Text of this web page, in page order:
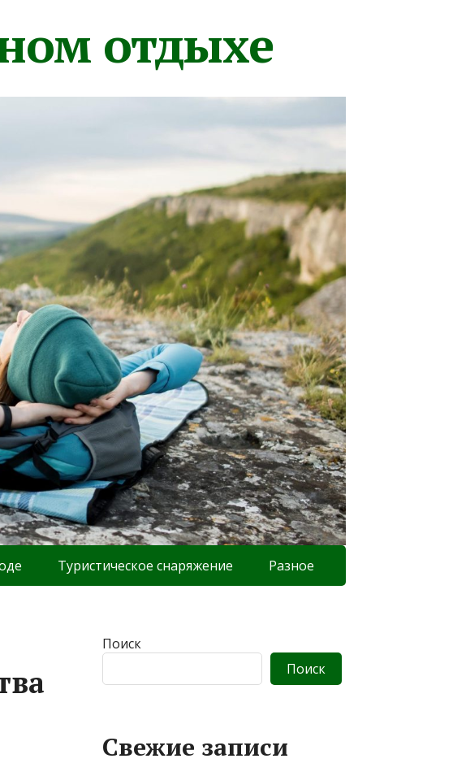
отдыхе
Туристическое снаряжение Разное
Поиск
Поиск
Свежие записи